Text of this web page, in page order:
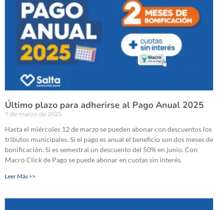
Último plazo para adherirse al Pago Anual 2025
7 de marzo de 2025
Hasta el miércoles 12 de marzo se pueden abonar con descuentos los
tributos municipales. Si el pago es anual el beneficio son dos meses de
bonificación. Si es semestral un descuento del 50% en junio. Con
Macro Click de Pago se puede abonar en cuotas sin interés.
Leer Más >>